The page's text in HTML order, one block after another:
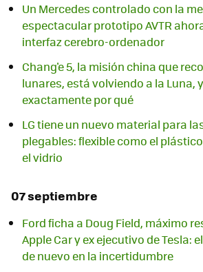
Un Mercedes controlado con la
espectacular prototipo AVTR
interfaz cerebro-ordenador
Chang'e 5, la misión china que
lunares, está volviendo a la Luna,
exactamente por qué
LG tiene un nuevo material para
plegables: flexible como el
el vidrio
07 septiembre
Ford ficha a Doug Field, máximo
Apple Car y ex ejecutivo de Tesla:
de nuevo en la incertidumbre